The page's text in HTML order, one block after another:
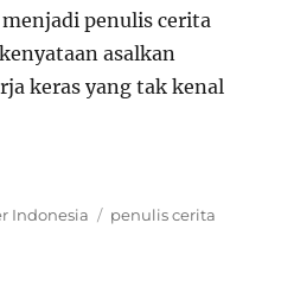
penulis cerita
asalkan
keras yang tak kenal
Indonesia Tags
penulis cerita